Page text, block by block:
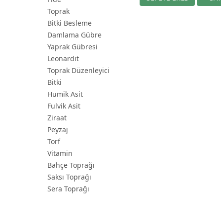
Toprak
Bitki Besleme
Damlama Gübre
Yaprak Gübresi
Leonardit
Toprak Düzenleyici
Bitki
Humik Asit
Fulvik Asit
Ziraat
Peyzaj
Torf
Vitamin
Bahçe Toprağı
Saksı Toprağı
Sera Toprağı